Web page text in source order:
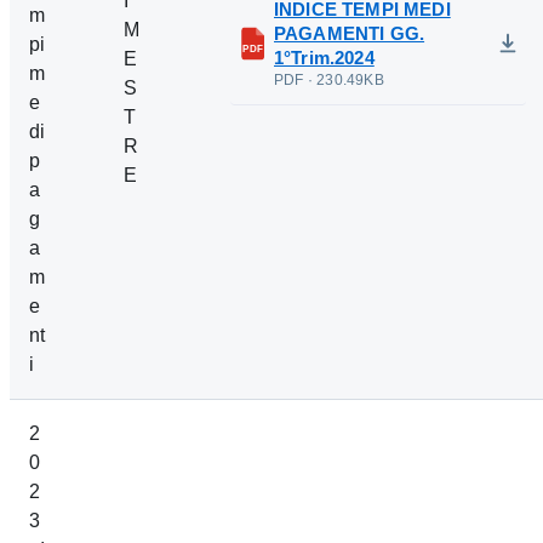
m
pi
m
e
di
p
a
g
a
m
e
nt
i
M
E
S
T
R
E
PDF
INDICE TEMPI MEDI
PAGAMENTI GG.
1°Trim.2024
PDF · 230.49KB
2
0
2
3